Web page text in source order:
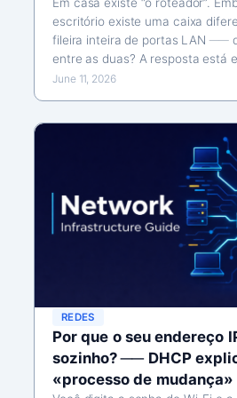
endereço de dois
contra switch, e por que
Wi-Fi é vários aparelhos
escritório existe uma caixa
fileira inteira de portas LAN ──
entre as duas? A resposta está
usa os endereços. O switch
June 11, 2026
REDES
Por que o seu endereço
sozinho? ── DHCP
«processo de mudança»